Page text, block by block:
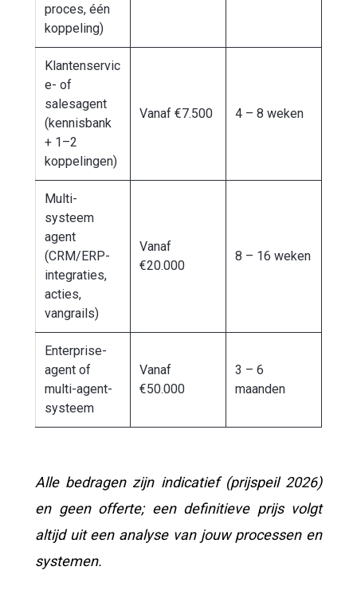
proces, één
koppeling)
Klantenservic
e- of
salesagent
(kennisbank
+ 1–2
koppelingen)
Vanaf €7.500 4 – 8 weken
Multi-
systeem
agent
(CRM/ERP-
integraties,
acties,
vangrails)
Vanaf
€20.000
8 – 16 weken
Enterprise-
agent of
multi-agent-
systeem
Vanaf
€50.000
3 – 6
maanden
Alle bedragen zijn indicatief (prijspeil 2026)
en geen offerte; een definitieve prijs volgt
altijd uit een analyse van jouw processen en
systemen.